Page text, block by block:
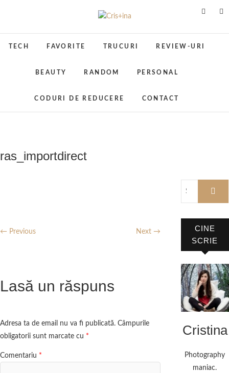
Cris+ina
TECH FAVORITE TRUCURI REVIEW-URI
BEAUTY RANDOM PERSONAL
CODURI DE REDUCERE CONTACT
ras_importdirect
← Previous Next →
Lasă un răspuns
Adresa ta de email nu va fi publicată. Câmpurile
obligatorii sunt marcate cu *
Comentariu *
CINE
SCRIE
Cristina
Photography
maniac.